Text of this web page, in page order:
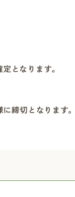
となります。
締切となります。